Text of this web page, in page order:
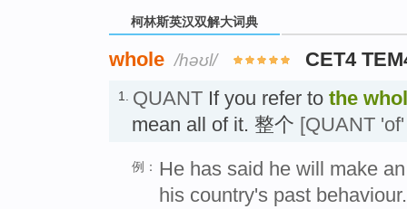
柯林斯英汉双解大词典
whole /həʊl/ CET4
1. QUANT If you refer to the
mean all of it. 整个 [QUANT
例： He has said he will make
his country's past behaviour.